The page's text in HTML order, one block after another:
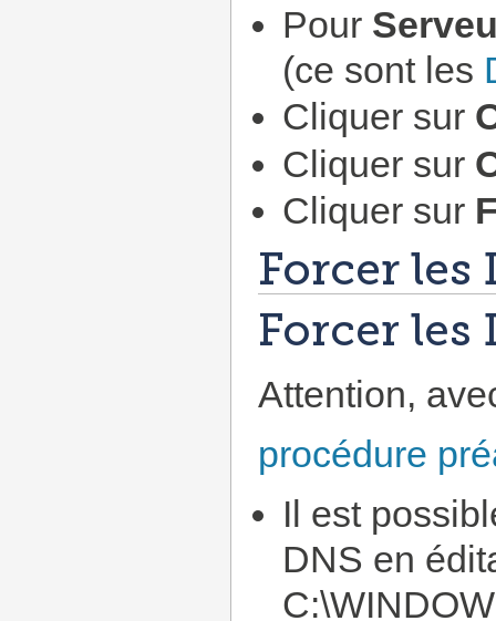
Pour
(ce sont les
Cliquer sur
Cliquer sur
Cliquer sur
Forcer les
Forcer les
Attention,
procédure
Il est
DNS en